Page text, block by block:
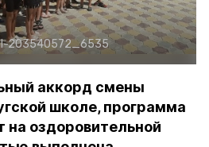
203540572_6535
аккорд смены
школе, программа
на оздоровительной